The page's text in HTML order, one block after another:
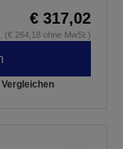
€ 317,02
(€ 264,18 ohne MwSt.)
Vergleichen